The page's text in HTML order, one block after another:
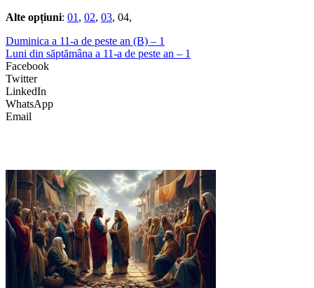
Alte opțiuni: 01 , 02, 03, 04,
Duminica a 11-a de peste an (B) – 1
Luni din săptămâna a 11-a de peste an – 1
Facebook
Twitter
LinkedIn
WhatsApp
Email